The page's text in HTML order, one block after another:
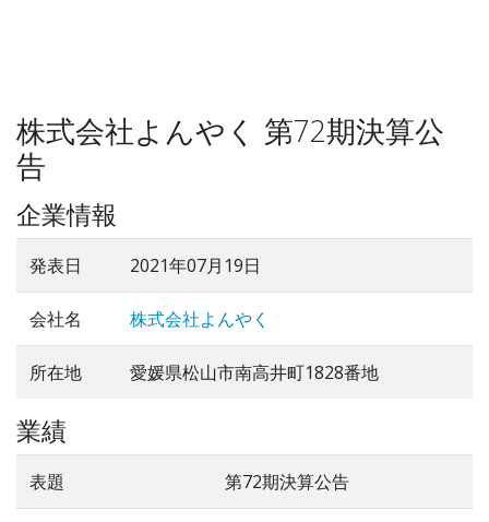
株式会社よんやく 第72期決算公
告
企業情報
発表日 2021年07月19日
会社名 株式会社よんやく
所在地 愛媛県松山市南高井町1828番地
業績
表題 第72期決算公告